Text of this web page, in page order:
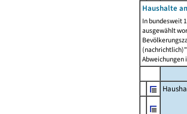
Haushalte
In bundesweit
ausgewählt
Abweichungen